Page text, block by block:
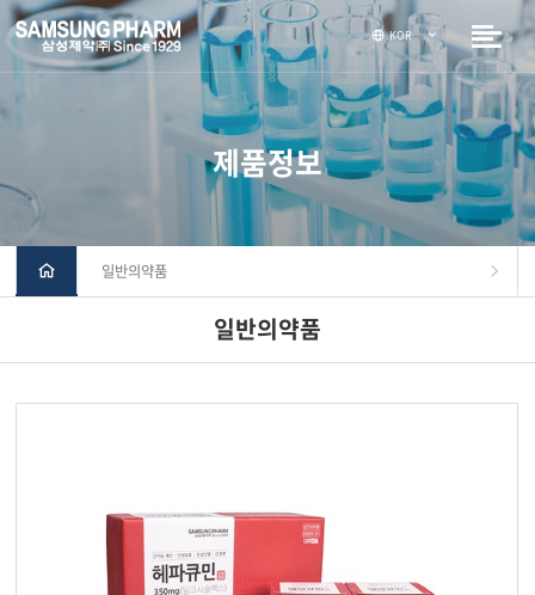
KOR
제품정보
일반의약품
일반의약품